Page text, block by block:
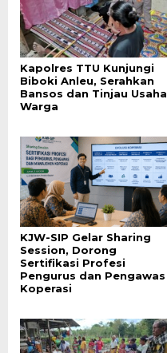
Kapolres TTU Kunjungi
Biboki Anleu, Serahkan
Bansos dan Tinjau Usaha
Warga
KJW-SIP Gelar Sharing
Session, Dorong
Sertifikasi Profesi
Pengurus dan Pengawas
Koperasi